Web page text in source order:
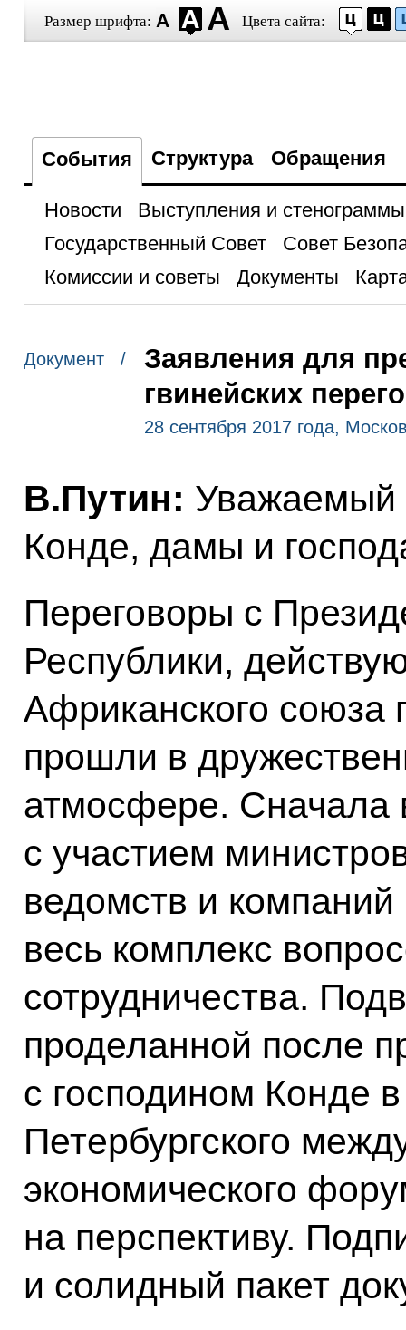
Размер шрифта: Цвета сайта:
События Структура Обращения
Новости
Выступления и стенограммы
Государственный Совет
Совет
Комиссии и советы
Документы
Документ /
Заявления для
гвинейских
28 сентября 2017 года,
В.Путин: Уважаемый
Конде, дамы и
Переговоры с
Республики,
Африканского
прошли в
атмосфере. Сначала
с участием
ведомств и
весь комплекс
сотрудничества.
проделанной после
с господином Конде
Петербургского
экономического
на перспективу.
и солидный пакет